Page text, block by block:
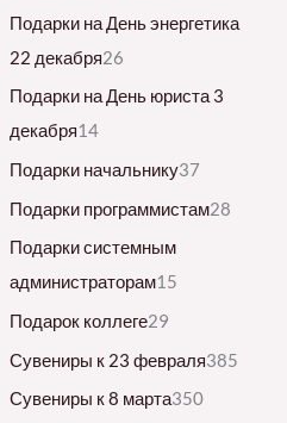
Подарки на День энергетика
22 декабря26
Подарки на День юриста 3
декабря14
Подарки начальнику37
Подарки программистам28
Подарки системным
администраторам15
Подарок коллеге29
Сувениры к 23 февраля385
Сувениры к 8 марта350